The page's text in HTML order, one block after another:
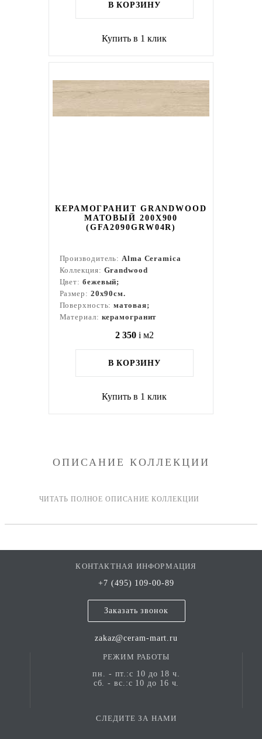
В КОРЗИНУ
Купить в 1 клик
КЕРАМОГРАНИТ GRANDWOOD
МАТОВЫЙ 200X900
(GFA2090GRW04R)
Производитель:Alma Ceramica
Коллекция: Grandwood
Цвет: бежевый;
Размер: 20x90см.
Поверхность:матовая;
Материал: керамогранит
2 350 i м2
В КОРЗИНУ
Купить в 1 клик
ОПИСАНИЕ КОЛЛЕКЦИИ
КОНТАКТНАЯ ИНФОРМАЦИЯ
+7 (495) 109-00-89
Заказать звонок
zakaz@ceram-mart.ru
РЕЖИМ РАБОТЫ
пн. - пт.:с 10 до 18 ч.
сб. - вс.:с 10 до 16 ч.
СЛЕДИТЕ ЗА НАМИ